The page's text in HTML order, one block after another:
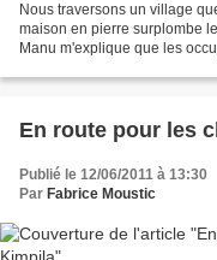
Nous traversons un village
maison en pierre surplombe
Manu m'explique que les
En route pour les
Publié le 12/06/2011 à 13:30
Par Fabrice Moustic